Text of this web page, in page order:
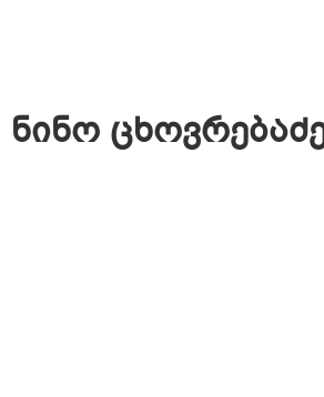
ნინო